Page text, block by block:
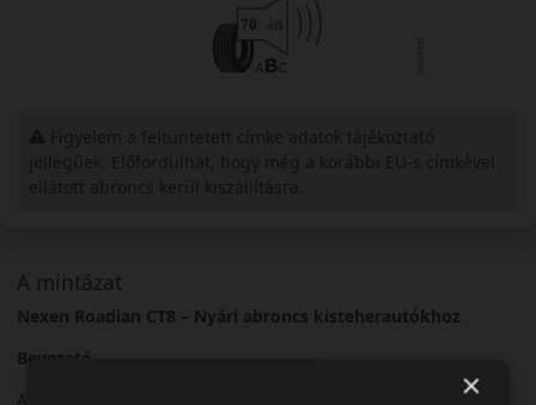
A mintázat
Nexen Roadian CT8 – Nyári abroncs kisteherautókhoz
Bevezető
A Nexen Roadian CT8 egy nyári abroncs, amelyet
×